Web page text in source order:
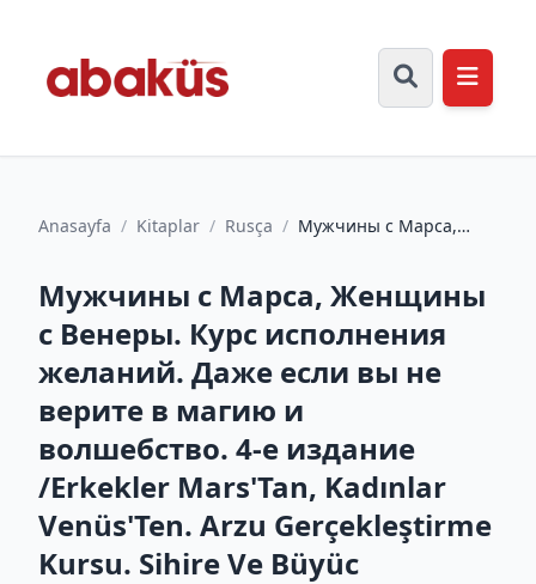
Anasayfa / Kitaplar / Rusça / Мужчины с Марса,
желаний. Даже...
Мужчины с Марса, Женщины
с Венеры. Курс исполнения
желаний. Даже если вы не
верите в магию и
волшебство. 4-е издание
/Erkekler Mars'Tan, Kadınlar
Venüs'Ten. Arzu Gerçekleştirme
Kursu. Sihire Ve Büyüc